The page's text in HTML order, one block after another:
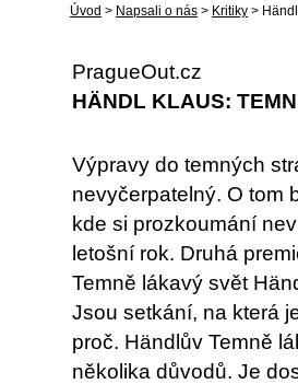
Úvod > Napsali o nás > Kritiky >
PragueOut.cz
HÄNDL KLAUS:
Výpravy do temných
nevyčerpatelný. O tom
kde si prozkoumání
letošní rok. Druhá
Temně lákavý svět
Jsou setkání, na která
proč. Händlův Temně
několika důvodů. Je